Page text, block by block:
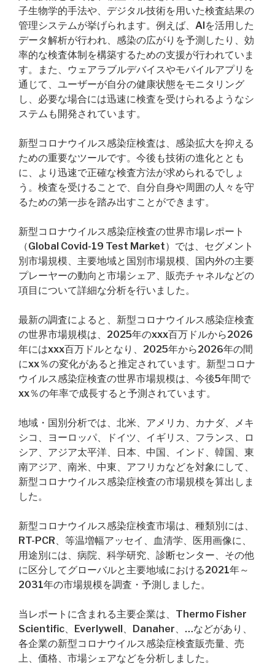
子生物学的手法や、デジタル技術を用いた検査結果の
管理システムが挙げられます。例えば、AIを活用した
データ解析が行われ、感染の広がりを予測したり、効
率的な検査体制を構築するための支援が行われていま
す。また、ウェアラブルデバイスやモバイルアプリを
通じて、ユーザーが自分の健康状態をモニタリング
し、必要な場合には迅速に検査を受けられるようなシ
ステムも開発されています。
新型コロナウイルス感染症検査は、感染拡大を抑える
ための重要なツールです。今後も技術の進化ととも
に、より迅速で正確な検査方法が求められるでしょ
う。検査を受けることで、自分自身や周囲の人々を守
るための第一歩を踏み出すことができます。
新型コロナウイルス感染症検査の世界市場レポート
（Global Covid-19 Test Market）では、セグメント
別市場規模、主要地域と国別市場規模、国内外の主要
プレーヤーの動向と市場シェア、販売チャネルなどの
項目について詳細な分析を行いました。
最新の調査によると、新型コロナウイルス感染症検査
の世界市場規模は、2025年のxxx百万ドルから2026
年にはxxx百万ドルとなり、2025年から2026年の間
にxx％の変化があると推定されています。新型コロナ
ウイルス感染症検査の世界市場規模は、今後5年間で
xx％の年率で成長すると予測されています。
地域・国別分析では、北米、アメリカ、カナダ、メキ
シコ、ヨーロッパ、ドイツ、イギリス、フランス、ロ
シア、アジア太平洋、日本、中国、インド、韓国、東
南アジア、南米、中東、アフリカなどを対象にして、
新型コロナウイルス感染症検査の市場規模を算出しま
した。
新型コロナウイルス感染症検査市場は、種類別には、
RT-PCR、等温増幅アッセイ、血清学、医用画像に、
用途別には、病院、科学研究、診断センター、その他
に区分してグローバルと主要地域における2021年～
2031年の市場規模を調査・予測しました。
当レポートに含まれる主要企業は、Thermo Fisher
Scientific、Everlywell、Danaher、…などがあり、
各企業の新型コロナウイルス感染症検査販売量、売
上、価格、市場シェアなどを分析しました。